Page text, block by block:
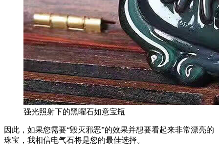
强光照射下的黑曜石如意宝瓶
因此，如果您需要“毁灭邪恶”的效果并想要看起来非常漂亮的
珠宝，我相信电气石将是您的最佳选择。